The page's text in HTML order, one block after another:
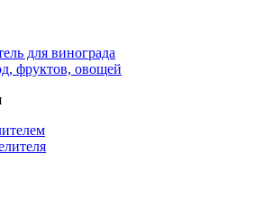
для винограда
фруктов, овощей